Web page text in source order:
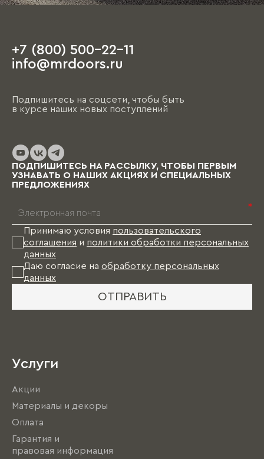
+7 (800) 500-22-11
info@mrdoors.ru
Подпишитесь на соцсети, чтобы быть
в курсе наших новых поступлений
ПОДПИШИТЕСЬ НА РАССЫЛКУ, ЧТОБЫ ПЕРВЫМ
УЗНАВАТЬ О НАШИХ АКЦИЯХ И СПЕЦИАЛЬНЫХ
ПРЕДЛОЖЕНИЯХ
*
Принимаю условия пользовательского
соглашения и политики обработки персональных
данных
Даю согласие на обработку персональных
данных
ОТПРАВИТЬ
Услуги
Акции
Материалы и декоры
Оплата
Гарантия и
правовая информация